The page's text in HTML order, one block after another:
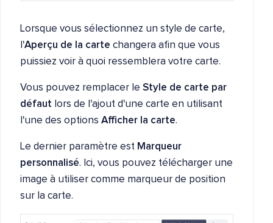
Lorsque vous sélectionnez un style de carte,
l'Aperçu de la carte changera afin que vous
puissiez voir à quoi ressemblera votre carte.
Vous pouvez remplacer le Style de carte par
défaut lors de l'ajout d'une carte en utilisant
l'une des options Afficher la carte.
Le dernier paramètre est Marqueur
personnalisé. Ici, vous pouvez télécharger une
image à utiliser comme marqueur de position
sur la carte.